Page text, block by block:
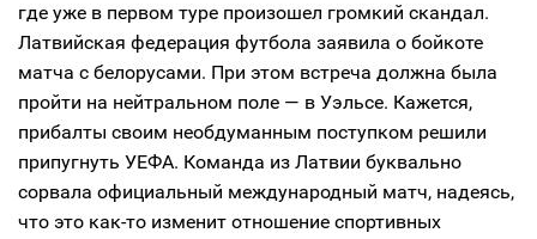
где уже в первом туре произошел громкий скандал.
Латвийская федерация футбола заявила о бойкоте
матча с белорусами. При этом встреча должна была
пройти на нейтральном поле — в Уэльсе. Кажется,
прибалты своим необдуманным поступком решили
припугнуть УЕФА. Команда из Латвии буквально
сорвала официальный международный матч, надеясь,
что это как-то изменит отношение спортивных